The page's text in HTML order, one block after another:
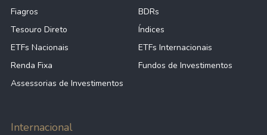
Fiagros
BDRs
Tesouro Direto
Índices
ETFs Nacionais
ETFs Internacionais
Renda Fixa
Fundos de Investimentos
Assessorias de Investimentos
Internacional